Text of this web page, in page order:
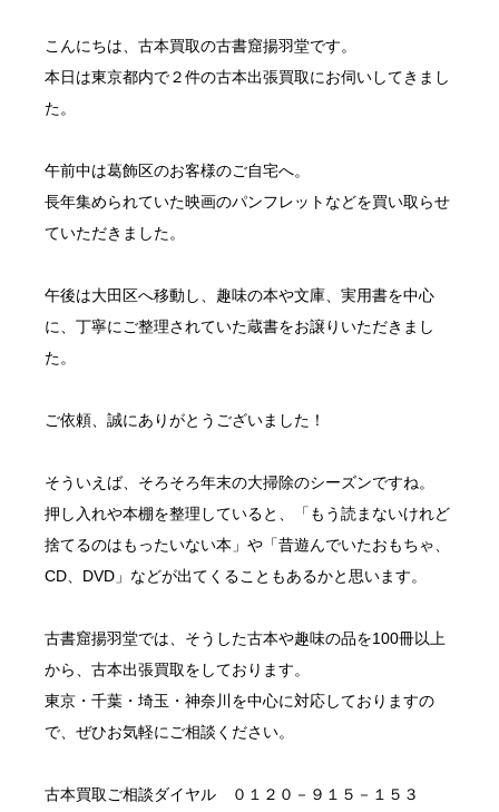
こんにちは、 古本買取の古書窟揚羽堂です。
本日は東京都内で２件の古本出張買取にお伺いしてきまし
た。
午前中は葛飾区のお客様のご自宅へ。
長年集められていた映画のパンフレットなどを買い取らせ
ていただきました。
午後は大田区へ移動し、趣味の本や文庫、実用書を中心
に、丁寧にご整理されていた蔵書をお譲りいただきまし
た。
ご依頼、誠にありがとうございました！
そういえば、そろそろ年末の大掃除のシーズンですね。
押し入れや本棚を整理していると、「もう読まないけれど
捨てるのはもったいない本」や「昔遊んでいたおもちゃ、
CD、DVD」などが出てくることもあるかと思います。
古書窟揚羽堂では、そうした古本や趣味の品を100冊以上
から、 古本出張買取をしております。
東京・千葉・埼玉・神奈川を中心に対応しておりますの
で、ぜひお気軽にご相談ください。
古本買取 ご相談ダイヤル ０１２０－９１５－１５３